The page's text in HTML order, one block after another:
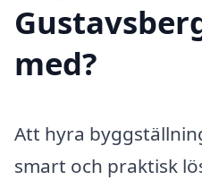
med?
Att hyra
smart och praktisk